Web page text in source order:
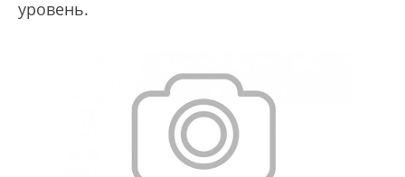
уровень.